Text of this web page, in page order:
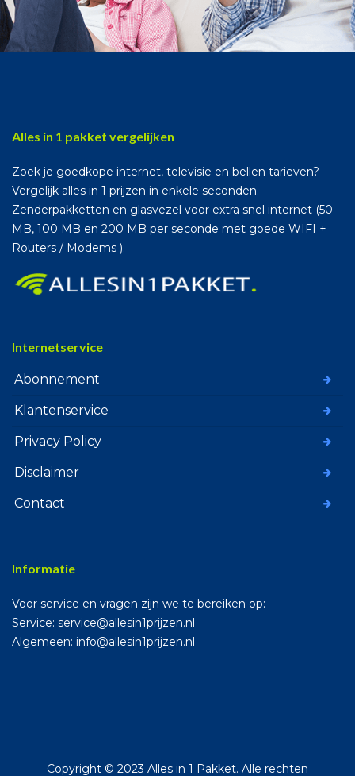
Alles in 1 pakket vergelijken
Zoek je goedkope internet, televisie en bellen tarieven?
Vergelijk alles in 1 prijzen in enkele seconden.
Zenderpakketten en glasvezel voor extra snel internet (50
MB, 100 MB en 200 MB per seconde met goede WIFI +
Routers / Modems ).
Internetservice
Abonnement
Klantenservice
Privacy Policy
Disclaimer
Contact
Informatie
Voor service en vragen zijn we te bereiken op:
Service: service@allesin1prijzen.nl
Algemeen: info@allesin1prijzen.nl
Copyright © 2023 Alles in 1 Pakket. Alle rechten